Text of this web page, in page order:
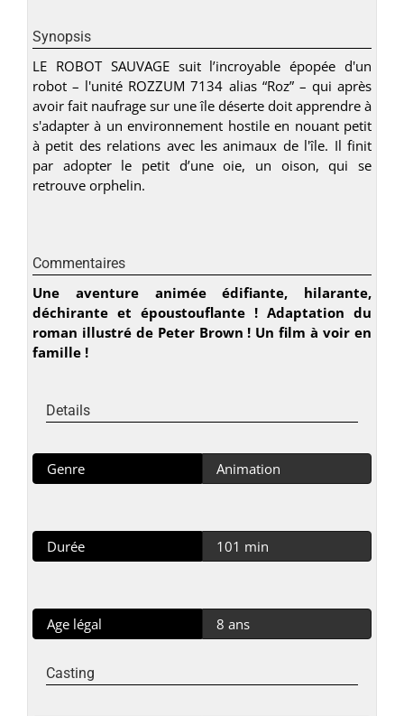
Synopsis
LE ROBOT SAUVAGE suit l’incroyable épopée d'un
robot – l'unité ROZZUM 7134 alias “Roz” – qui après
avoir fait naufrage sur une île déserte doit apprendre à
s'adapter à un environnement hostile en nouant petit
à petit des relations avec les animaux de l'île. Il finit
par adopter le petit d’une oie, un oison, qui se
retrouve orphelin.
Commentaires
Une aventure animée édifiante, hilarante,
déchirante et époustouflante ! Adaptation du
roman illustré de Peter Brown ! Un film à voir en
famille !
Details
Genre Animation
Durée 101 min
Age légal 8 ans
Casting